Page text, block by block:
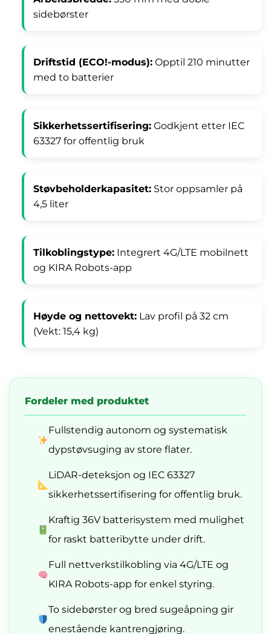
sidebørster
Driftstid (ECO!-modus):Opptil 210 minutter
med to batterier
Sikkerhetssertifisering:Godkjent etter IEC
63327 for offentlig bruk
Støvbeholderkapasitet:Stor oppsamler på
4,5 liter
Tilkoblingstype:Integrert 4G/LTE mobilnett
og KIRA Robots-app
Høyde og nettovekt:Lav profil på 32 cm
(Vekt: 15,4 kg)
Fordeler med produktet
Fullstendig autonom og systematisk
dypstøvsuging av store flater.
LiDAR-deteksjon og IEC 63327
sikkerhetssertifisering for offentlig bruk.
Kraftig 36V batterisystem med mulighet
for raskt batteribytte under drift.
Full nettverkstilkobling via 4G/LTE og
KIRA Robots-app for enkel styring.
To sidebørster og bred sugeåpning gir
enestående kantrengjøring.